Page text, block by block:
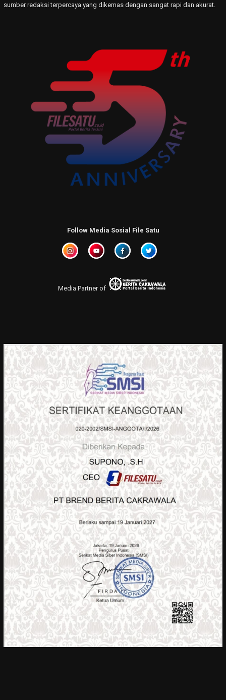
sumber redaksi terpercaya yang dikemas dengan sangat rapi dan akurat.
Follow Media Sosial File Satu
Media Partner of